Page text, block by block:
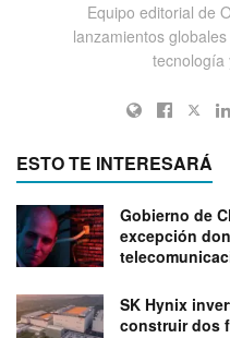
Equipo editorial de
lanzamientos
tecnología
ESTO TE INTERESARÁ
Gobierno de
excepción
SK Hynix
construir dos